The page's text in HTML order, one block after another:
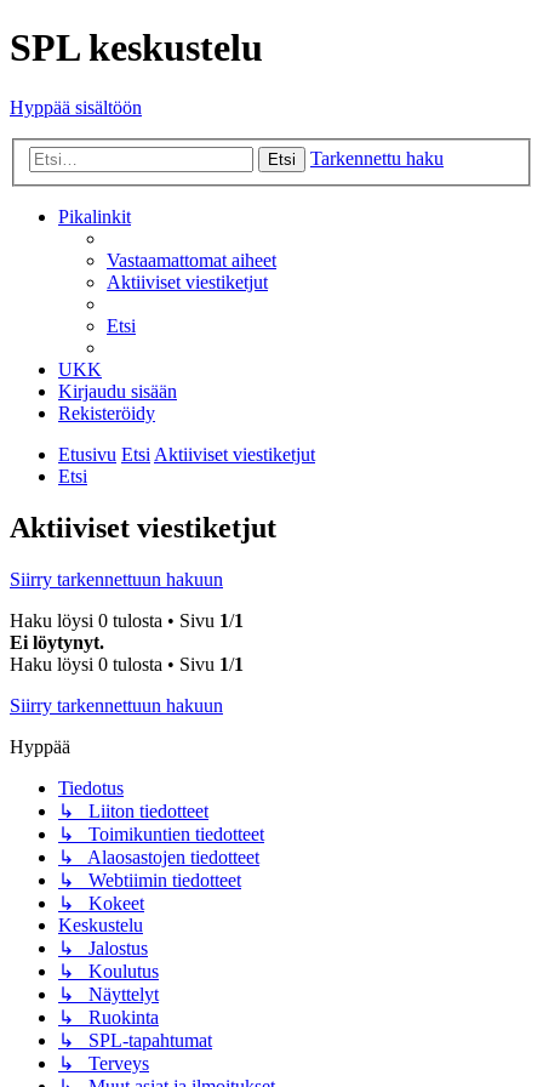
SPL keskustelu
Hyppää sisältöön
Etsi Tarkennettu haku
Pikalinkit
Vastaamattomat aiheet
Aktiiviset viestiketjut
Etsi
UKK
Kirjaudu sisään
Rekisteröidy
Etusivu EtsiAktiiviset viestiketjut
Etsi
Aktiiviset viestiketjut
Siirry tarkennettuun hakuun
Haku löysi 0 tulosta • Sivu 1/1
Ei löytynyt.
Haku löysi 0 tulosta • Sivu 1/1
Siirry tarkennettuun hakuun
Hyppää
Tiedotus
↳ Liiton tiedotteet
↳ Toimikuntien tiedotteet
↳ Alaosastojen tiedotteet
↳ Webtiimin tiedotteet
↳ Kokeet
Keskustelu
↳ Jalostus
↳ Koulutus
↳ Näyttelyt
↳ Ruokinta
↳ SPL-tapahtumat
↳ Terveys